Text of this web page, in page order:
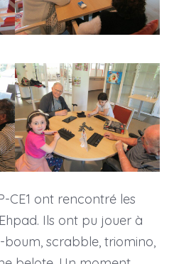
CE1 ont rencontré les
Ils ont pu jouer à
scrabble, triomino,